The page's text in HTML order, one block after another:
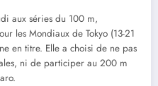
aux séries du 100 m,
les Mondiaux de Tokyo (13-21
en titre. Elle a choisi de ne pas
ni de participer au 200 m